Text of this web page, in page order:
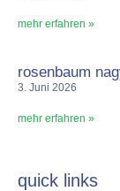
mehr erfahren »
rosenbaum
3. Juni 2026
mehr erfahren »
quick links